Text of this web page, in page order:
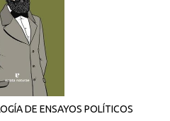
DE ENSAYOS POLÍTICOS